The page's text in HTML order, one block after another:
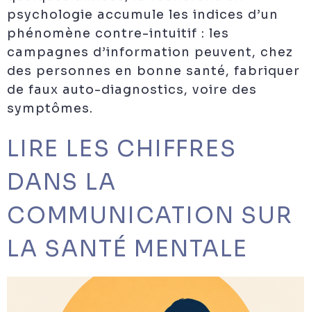
psychologie accumule les indices d’un
phénomène contre-intuitif : les
campagnes d’information peuvent, chez
des personnes en bonne santé, fabriquer
de faux auto-diagnostics, voire des
symptômes.
LIRE LES CHIFFRES
DANS LA
COMMUNICATION SUR
LA SANTÉ MENTALE